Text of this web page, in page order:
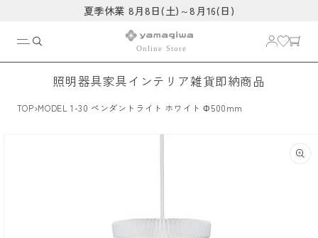
夏季休業 8月8日(土)～8月16(日)
照明器具家具インテリア雑貨即納商品
TOP›MODEL 1-30 ペンダントライト ホワイト Φ500mm